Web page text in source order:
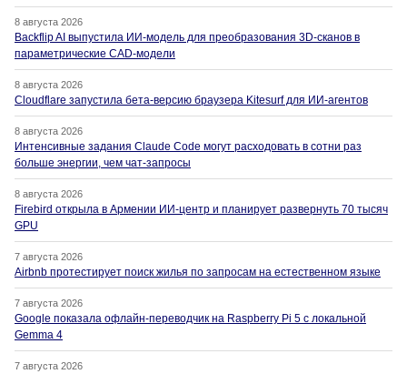
8 августа 2026
Backflip AI выпустила ИИ-модель для преобразования 3D-сканов в
параметрические CAD-модели
8 августа 2026
Cloudflare запустила бета-версию браузера Kitesurf для ИИ-агентов
8 августа 2026
Интенсивные задания Claude Code могут расходовать в сотни раз
больше энергии, чем чат-запросы
8 августа 2026
Firebird открыла в Армении ИИ-центр и планирует развернуть 70 тысяч
GPU
7 августа 2026
Airbnb протестирует поиск жилья по запросам на естественном языке
7 августа 2026
Google показала офлайн-переводчик на Raspberry Pi 5 с локальной
Gemma 4
7 августа 2026